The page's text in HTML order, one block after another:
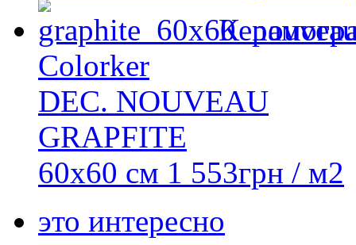
Colorker
DEC. NOUVEAU
GRAPFITE
60x60 см 1 553грн / м2
это интересно